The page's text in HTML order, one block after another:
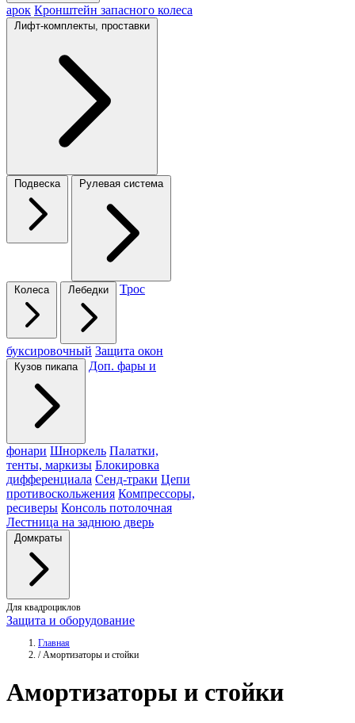
арок Кронштейн запасного колеса
Лифт-комплекты, проставки
Подвеска Рулевая система
Колеса Лебедки Трос
буксировочный Защита окон
Кузов пикапа Доп. фары и
фонари Шноркель Палатки,
тенты, маркизы Блокировка
дифференциала Сенд-траки Цепи
противоскольжения Компрессоры,
ресиверы Консоль потолочная
Лестница на заднюю дверь
Домкраты
Для квадроциклов
Защита и оборудование
Главная
/ Амортизаторы и стойки
Амортизаторы и стойки